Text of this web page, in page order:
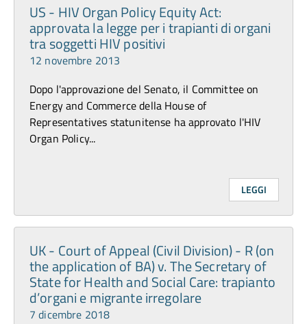
US - HIV Organ Policy Equity Act:
approvata la legge per i trapianti di organi
tra soggetti HIV positivi
12 novembre 2013
Dopo l'approvazione del Senato, il Committee on
Energy and Commerce della House of
Representatives statunitense ha approvato l'HIV
Organ Policy...
LEGGI
UK - Court of Appeal (Civil Division) - R (on
the application of BA) v. The Secretary of
State for Health and Social Care: trapianto
d’organi e migrante irregolare
7 dicembre 2018